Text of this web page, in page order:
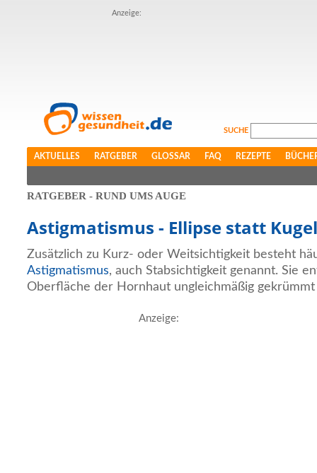
Anzeige:
SUCHE
AKTUELLES RATGEBER GLOSSAR FAQ REZEPTE
RATGEBER - RUND UMS AUGE
Astigmatismus - Ellipse statt Kugel
Zusätzlich zu Kurz- oder Weitsichtigkeit besteht
Astigmatismus, auch Stabsichtigkeit genannt. Sie
Oberfläche der Hornhaut ungleichmäßig gekrümmt
Anzeige: